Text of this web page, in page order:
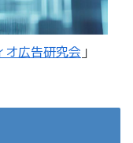
オ広告研究会 」